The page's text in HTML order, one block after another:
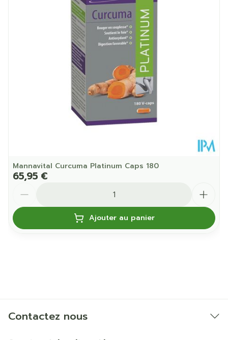
Température ambiante (15°C -
25°C)
Mannavital Curcuma Platinum Caps 180
65,95 €
Ajouter au panier
Contactez nous